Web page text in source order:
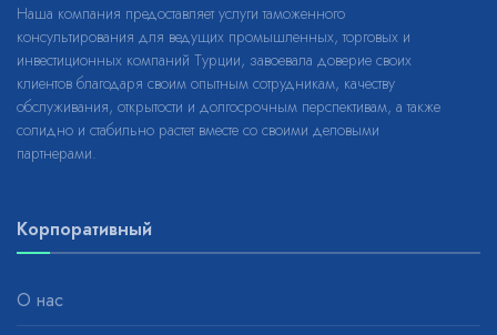
Наша компания предоставляет услуги таможенного
консультирования для ведущих промышленных, торговых и
инвестиционных компаний Турции, завоевала доверие своих
клиентов благодаря своим опытным сотрудникам, качеству
обслуживания, открытости и долгосрочным перспективам, а также
солидно и стабильно растет вместе со своими деловыми
партнерами.
Корпоративный
О нас